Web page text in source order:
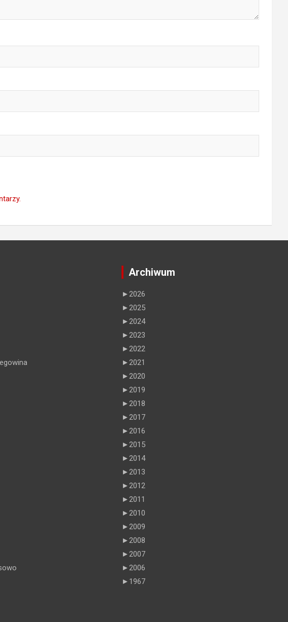
Archiwum
►2026
►2025
►2024
►2023
►2022
►2021
►2020
►2019
►2018
►2017
►2016
►2015
►2014
►2013
►2012
►2011
►2010
►2009
►2008
►2007
►2006
► 1967